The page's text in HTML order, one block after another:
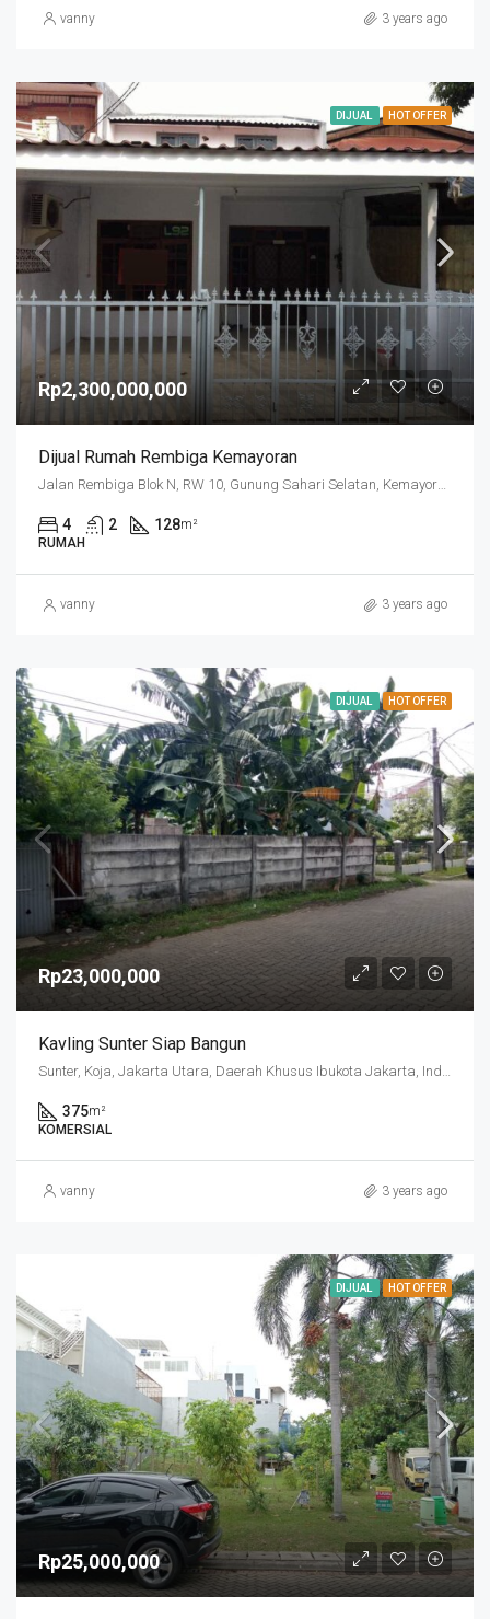
vanny 3 years ago
DIJUAL HOT OFFER
Rp2,300,000,000
Dijual Rumah Rembiga Kemayoran
Jalan Rembiga Blok N, RW 10, Gunung Sahari Selatan, Kemayoran, Jakarta Pusat, Daerah Khusus Ibukota Jakarta, 10720, Indonesia
4 2 128m²
RUMAH
vanny 3 years ago
DIJUAL HOT OFFER
Rp23,000,000
Kavling Sunter Siap Bangun
375m²
KOMERSIAL
vanny 3 years ago
DIJUAL HOT OFFER
Rp25,000,000